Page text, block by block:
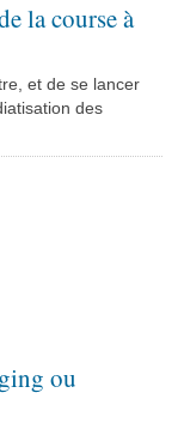
la course à
et de se lancer
des
ou